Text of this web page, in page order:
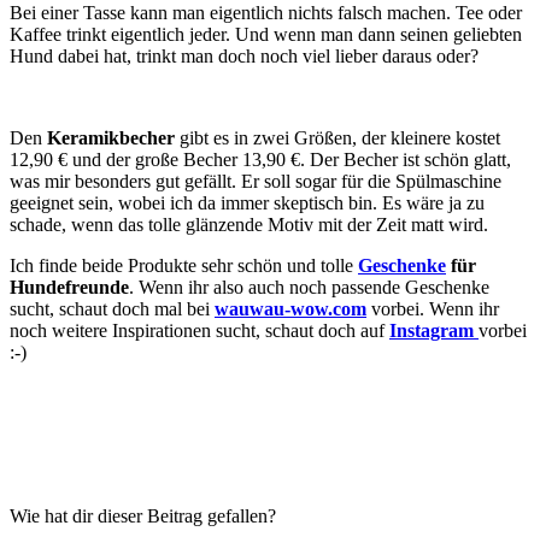
Bei einer Tasse kann man eigentlich nichts falsch machen. Tee oder
Kaffee trinkt eigentlich jeder. Und wenn man dann seinen geliebten
Hund dabei hat, trinkt man doch noch viel lieber daraus oder?
Den Keramikbecher gibt es in zwei Größen, der kleinere kostet
12,90 € und der große Becher 13,90 €. Der Becher ist schön glatt,
was mir besonders gut gefällt. Er soll sogar für die Spülmaschine
geeignet sein, wobei ich da immer skeptisch bin. Es wäre ja zu
schade, wenn das tolle glänzende Motiv mit der Zeit matt wird.
Ich finde beide Produkte sehr schön und tolle Geschenke für
Hundefreunde. Wenn ihr also auch noch passende Geschenke
sucht, schaut doch mal bei wauwau-wow.com vorbei. Wenn ihr
noch weitere Inspirationen sucht, schaut doch aufInstagram vorbei
:-)
Wie hat dir dieser Beitrag gefallen?